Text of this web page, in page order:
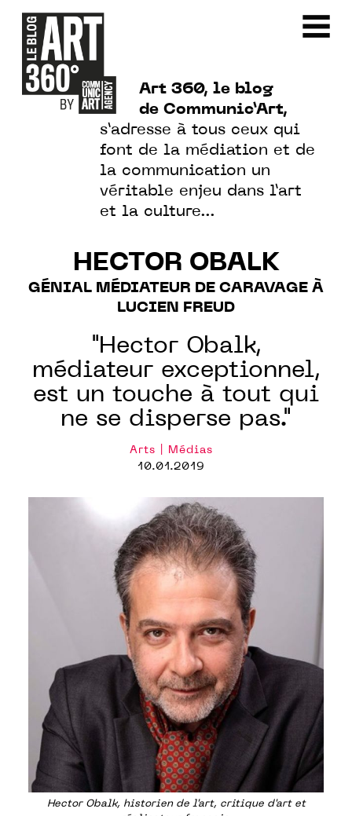
Art 360, le blog
de Communic’Art,
s’adresse à tous ceux qui
font de la médiation et de
la communication un
véritable enjeu dans l’art
et la culture…
HECTOR OBALK
GÉNIAL MÉDIATEUR DE CARAVAGE À
LUCIEN FREUD
"Hector Obalk,
médiateur exceptionnel,
est un touche à tout qui
ne se disperse pas."
Arts | Médias
10.01.2019
Hector Obalk, historien de l'art, critique d'art et